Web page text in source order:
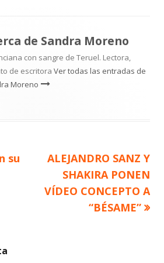
de Sandra Moreno
con sangre de Teruel. Lectora,
de escritora Ver todas las entradas de
Moreno
su
Artículo
siguiente
ALEJANDRO SANZ Y
SHAKIRA PONEN
VÍDEO CONCEPTO A
“BÉSAME”